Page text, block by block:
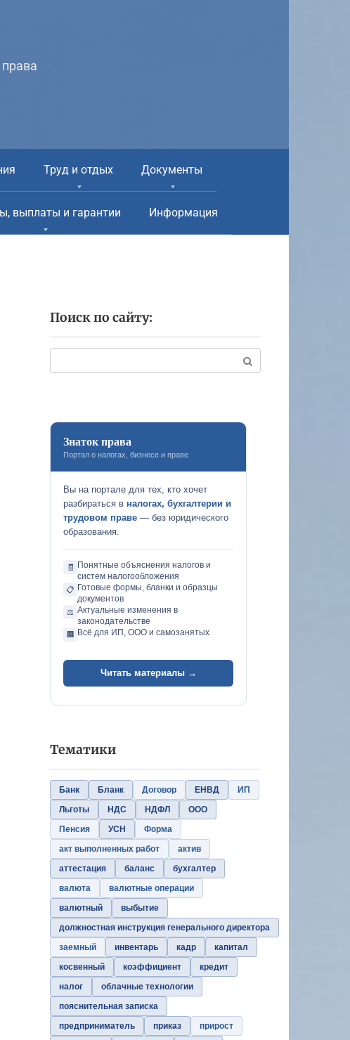
Труд и отдых Документы
выплаты и гарантии Информация
Поиск по сайту:
Знаток права
Портал о налогах, бизнесе и праве
Вы на портале для тех, кто хочет
разбираться в налогах, бухгалтерии и
трудовом праве — без юридического
образования.
🧾
Понятные объяснения налогов и
систем налогообложения
📋 Готовые формы, бланки и образцы
документов
⚖️ Актуальные изменения в
законодательстве
🏢 Всё для ИП, ООО и самозанятых
Читать материалы →
Тематики
Банк Бланк Договор ЕНВД
ИП
Льготы
НДС НДФЛ
ООО
Пенсия
УСН
Форма
акт выполненных работ
актив
аттестация
баланс
бухгалтер
валюта
валютные операции
валютный
выбытие
должностная инструкция генерального директора
заемный
инвентарь кадр
капитал
косвенный
коэффициент
кредит
налог
облачные технологии
пояснительная записка
предприниматель
приказ
прирост